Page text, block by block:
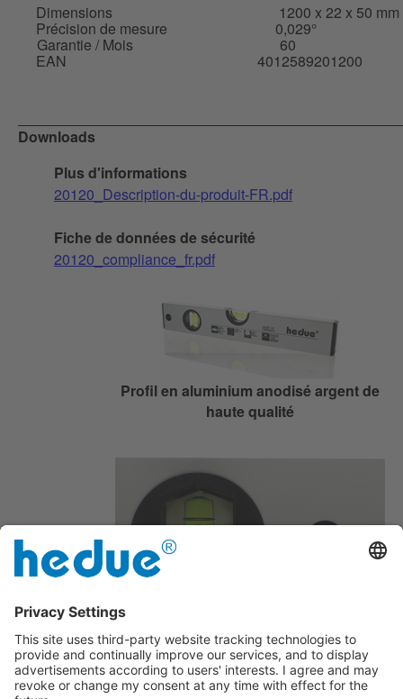
Dimensions
1200 x 22 x 50 mm
Précision de mesure 0,029°
Garantie / Mois 60
EAN 4012589201200
Downloads
Plus d'informations
20120_Description-du-produit-FR.pdf
Fiche de données de sécurité
20120_compliance_fr.pdf
Profil en aluminium anodisé argent de
haute qualité
Avec flacon horizontal et vertical